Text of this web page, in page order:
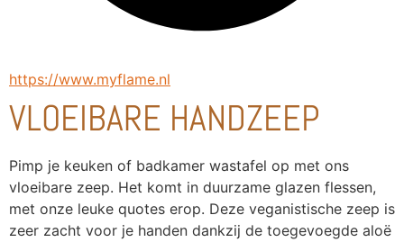
https://www.myflame.nl
VLOEIBARE HANDZEEP
Pimp je keuken of badkamer wastafel op met ons
vloeibare zeep. Het komt in duurzame glazen flessen,
met onze leuke quotes erop. Deze veganistische zeep is
zeer zacht voor je handen dankzij de toegevoegde aloë